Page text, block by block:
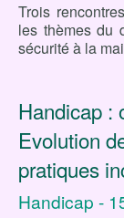
Trois
les thèmes du
sécurité à la
Handicap :
Evolution
pratiques
Handicap -